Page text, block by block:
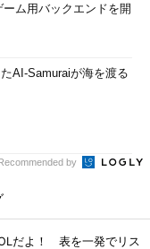
ーム用バックエンドを開
AI-Samuraiが海を渡る
by
だよ！ 表を一発でリス